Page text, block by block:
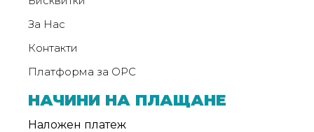
За Нас
Контакти
Платформа за ОРС
НАЧИНИ НА ПЛАЩАНЕ
Наложен платеж